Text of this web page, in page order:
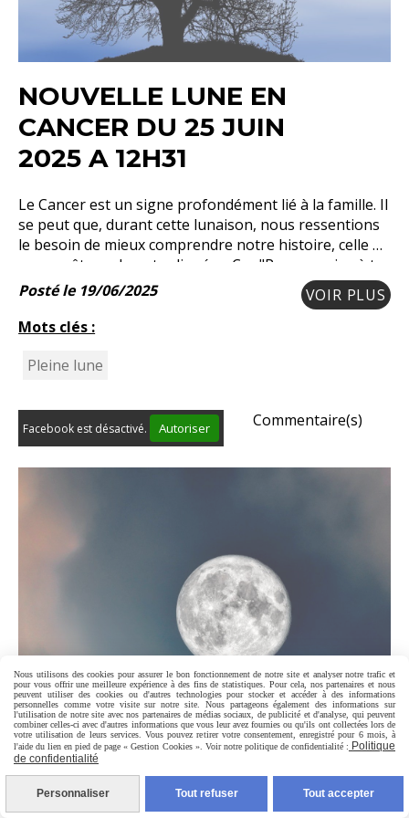
NOUVELLE LUNE EN
CANCER DU 25 JUIN
2025 A 12H31
Le Cancer est un signe profondément lié à la famille. Il
se peut que, durant cette lunaison, nous ressentions
le besoin de mieux comprendre notre histoire, celle de
nos ancêtres, de notre lignée. Car "Pour savoir où tu
vas, il faut savoir d’où
Posté le 19/06/2025
VOIR PLUS
Mots clés :
Pleine lune
Facebook est désactivé. Autoriser Commentaire(s)
PLEINE LUNE EN
SAGITTAIRE DU
MERCREDI 11 JUIN 2025
Nous utilisons des cookies pour assurer le bon fonctionnement de notre site et analyser notre trafic et
pour vous offrir une meilleure expérience à des fins de statistiques. Pour cela, nos partenaires et nous
peuvent utiliser des cookies ou d'autres technologies pour stocker et accéder à des informations
personnelles comme votre visite sur notre site. Nous partageons également des informations sur
l'utilisation de notre site avec nos partenaires de médias sociaux, de publicité et d'analyse, qui peuvent
combiner celles-ci avec d'autres informations que vous leur avez fournies ou qu'ils ont collectées lors de
votre utilisation de leurs services. Vous pouvez retirer votre consentement, enregistré pour 6 mois, à
l'aide du lien en pied de page « Gestion Cookies ». Voir notre politique de confidentialité : Politique
de confidentialité
Personnaliser Tout refuser Tout accepter